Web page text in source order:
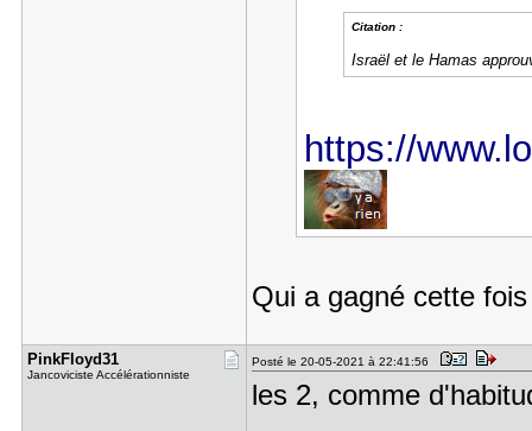
Citation :
Israël et le Hamas
https://
Qui a gagné cette
PinkFloyd3​1
Jancoviciste Accélérationniste
Posté le 20-05-2021 à 22:41:56
les 2, comme